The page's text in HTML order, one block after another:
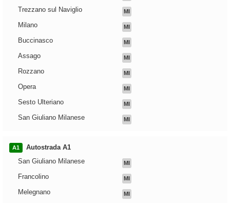
Trezzano sul Naviglio MI
Milano MI
Buccinasco MI
Assago MI
Rozzano MI
Opera MI
Sesto Ulteriano MI
San Giuliano Milanese MI
A1
Autostrada A1
San Giuliano Milanese
MI
Francolino MI
Melegnano MI